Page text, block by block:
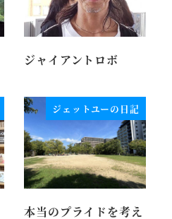
ジャイアントロボ
ジェットユーの日記
本当のプライドを考え